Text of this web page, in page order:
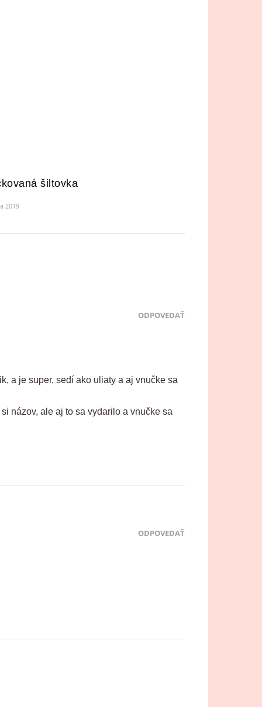
šiltovka
2019
ODPOVEDAŤ
a je super, sedí ako uliaty a aj vnučke sa
názov, ale aj to sa vydarilo a vnučke sa
ODPOVEDAŤ